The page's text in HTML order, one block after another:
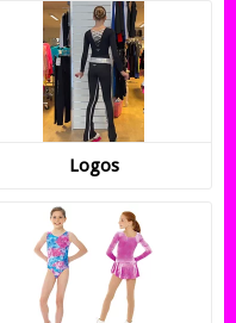
Logos